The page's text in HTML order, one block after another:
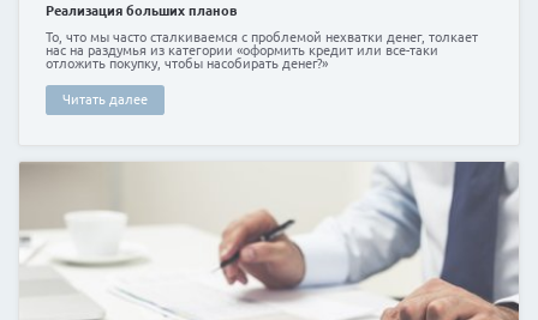
Maxima Latvija запускает уникальную услугу
Latvija, и настоящий прорыв в сфере обслуживания.
Читать далее